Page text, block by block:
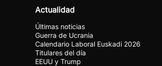
Actualidad
Últimas noticias
Guerra de Ucrania
Calendario Laboral Euskadi 2026
Titulares del día
EEUU y Trump